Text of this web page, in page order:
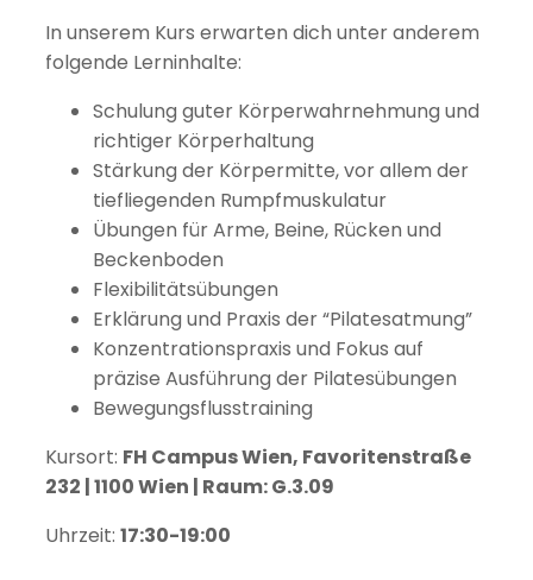
In unserem Kurs erwarten dich unter anderem
folgende Lerninhalte:
Schulung guter Körperwahrnehmung und
richtiger Körperhaltung
Stärkung der Körpermitte, vor allem der
tiefliegenden Rumpfmuskulatur
Übungen für Arme, Beine, Rücken und
Beckenboden
Flexibilitätsübungen
Erklärung und Praxis der “Pilatesatmung”
Konzentrationspraxis und Fokus auf
präzise Ausführung der Pilatesübungen
Bewegungsflusstraining
Kursort: FH Campus Wien, Favoritenstraße
232 | 1100 Wien | Raum: G.3.09
Uhrzeit:17:30-19:00